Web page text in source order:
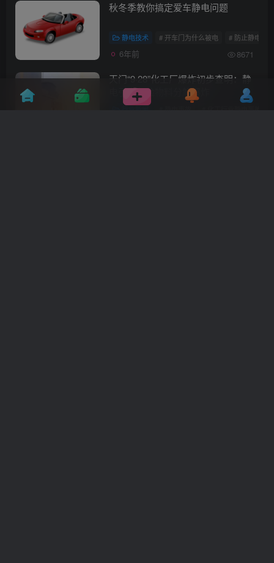
秋冬季教你搞定爱车静电问题
静电技术 # 开车门为什么被电 # 防止静电产生
6年前 8671
天门“9·28”化工厂爆炸初步查明：静
电引燃危险物料分解爆炸